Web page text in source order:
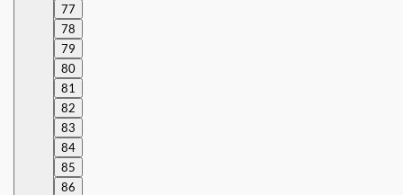
77
78
79
80
81
82
83
84
85
86